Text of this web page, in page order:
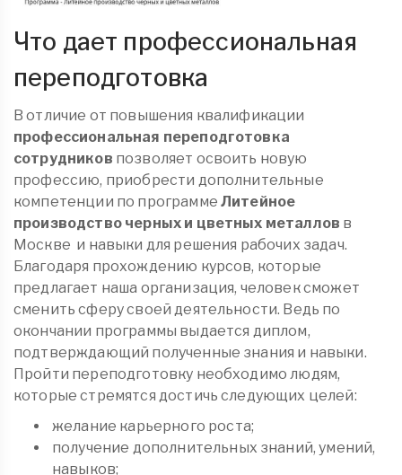
Что дает профессиональная
переподготовка
В отличие от повышения квалификации
профессиональная переподготовка
сотрудников позволяет освоить новую
профессию, приобрести дополнительные
компетенции по программеЛитейное
производство черных и цветных металлов в
Москве и навыки для решения рабочих задач.
Благодаря прохождению курсов, которые
предлагает наша организация, человек сможет
сменить сферу своей деятельности. Ведь по
окончании программы выдается диплом,
подтверждающий полученные знания и навыки.
Пройти переподготовку необходимо людям,
которые стремятся достичь следующих целей:
желание карьерного роста;
получение дополнительных знаний, умений,
навыков;